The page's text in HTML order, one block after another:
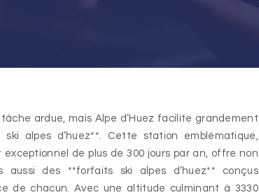
alpes d’huez**. Cette station emblématique,
exceptionnel de plus de 300 jours par an, offre non
des **forfaits ski alpes d’huez** conçus
de chacun. Avec une altitude culminant à 3330